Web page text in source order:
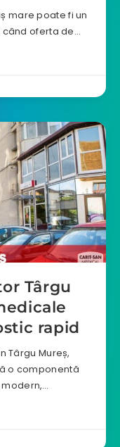
mare poate fi un
oferta de…
Târgu
rapid
Târgu Mureș,
o componentă